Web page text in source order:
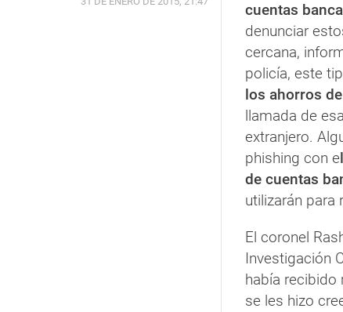
cuentas
denunciar
cercana,
policía, este
los ahorros
llamada de
extranjero.
phishing con e
de cuentas
utilizarán para
El coronel
Investigación
había recibido
se les hizo